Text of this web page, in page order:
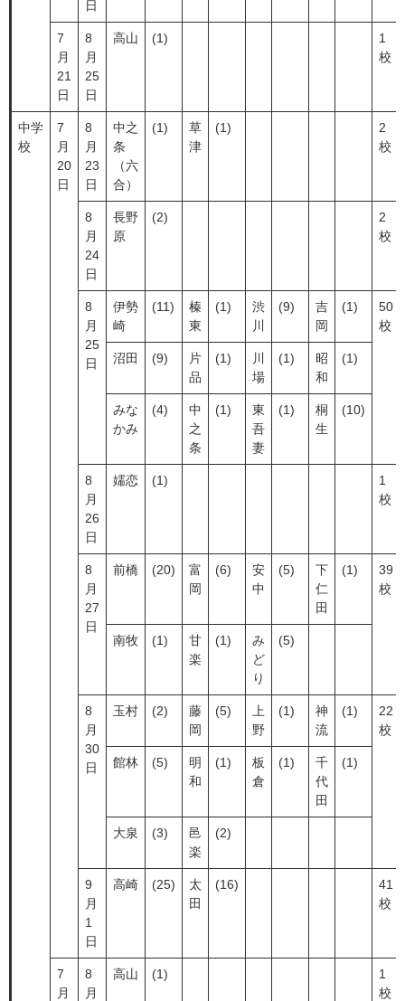
日
7
月
21
日
8
月
25
日
高山 (1)
1
校
中学
校
7
月
20
日
8
月
23
日
中之
条
（六
合）
(1)
草
津
(1)
2
校
8
月
24
日
長野
原
(2)
2
校
8
月
25
日
伊勢
崎
(11)
榛
東
(1)
渋
川
(9)
吉
岡
(1)
50
校
沼田 (9)
片
品
(1)
川
場
(1)
昭
和
(1)
みな
かみ
(4)
中
之
条
(1)
東
吾
妻
(1)
桐
生
(10)
8
月
26
日
嬬恋 (1)
1
校
8
月
27
日
前橋 (20)
富
岡
(6)
安
中
(5)
下
仁
田
(1)
39
校
南牧 (1)
甘
楽
(1)
み
ど
り
(5)
8
月
30
日
玉村 (2)
藤
岡
(5)
上
野
(1)
神
流
(1)
22
校
館林 (5)
明
和
(1)
板
倉
(1)
千
代
田
(1)
大泉 (3)
邑
楽
(2)
9
月
1
日
高崎 (25)
太
田
(16)
41
校
7
月
8
月
高山 (1)
1
校